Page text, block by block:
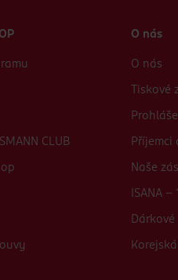
CLUB
O nás
O nás
Tiskové
Příjemci
Naše
ISANA